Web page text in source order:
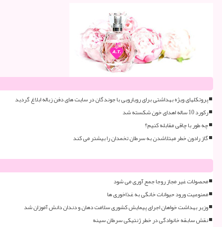
پروتکلهای ویژه بهداشتی برای رویارویی با جوندگان در سایت های دفن زباله ابلاغ گردید
رکورد 10 ساله اهدای خون شکسته شد
چه طور با چاقی مقابله کنیم؟
گاز رادون خطر مبتلاشدن به سرطان تخمدان را بیشتر می کند
محصولات غیر مجاز روجا جمع آوری می شود
ممنوعیت ورود حیوانات خانگی به غذاخوری ها
وزیر بهداشت خواهان اجرای پیمایش کشوری سلامت دهان و دندان دانش آموزان شد
نقش سابقه خانوادگی در خطر ژنتیکی سرطان سینه